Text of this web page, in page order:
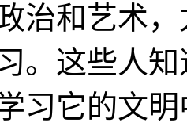
治和艺术
。这些人
习它的文